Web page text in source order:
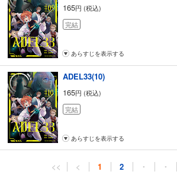
165円 (税込)
完結
あらすじを表示する
ADEL33(10)
165円 (税込)
完結
あらすじを表示する
ADEL33(11)
<< < 1 2 ・ ・